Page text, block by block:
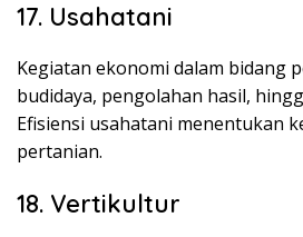
17. Usahatani
Kegiatan ekonomi dalam bidang
budidaya, pengolahan hasil,
Efisiensi usahatani menentukan
pertanian.
18. Vertikultur